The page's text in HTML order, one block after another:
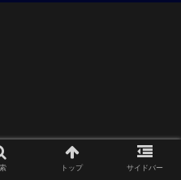
トップ サイドバー